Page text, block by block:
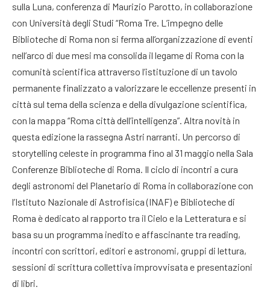
sulla Luna, conferenza di Maurizio Parotto, in collaborazione
con Università degli Studi “Roma Tre. L’impegno delle
Biblioteche di Roma non si ferma all’organizzazione di eventi
nell’arco di due mesi ma consolida il legame di Roma con la
comunità scientifica attraverso l’istituzione di un tavolo
permanente finalizzato a valorizzare le eccellenze presenti in
città sul tema della scienza e della divulgazione scientifica,
con la mappa “Roma città dell’intelligenza”. Altra novità in
questa edizione la rassegna Astri narranti. Un percorso di
storytelling celeste in programma fino al 31 maggio nella Sala
Conferenze Biblioteche di Roma. Il ciclo di incontri a cura
degli astronomi del Planetario di Roma in collaborazione con
l’Istituto Nazionale di Astrofisica (INAF) e Biblioteche di
Roma è dedicato al rapporto tra il Cielo e la Letteratura e si
basa su un programma inedito e affascinante tra reading,
incontri con scrittori, editori e astronomi, gruppi di lettura,
sessioni di scrittura collettiva improvvisata e presentazioni
di libri.